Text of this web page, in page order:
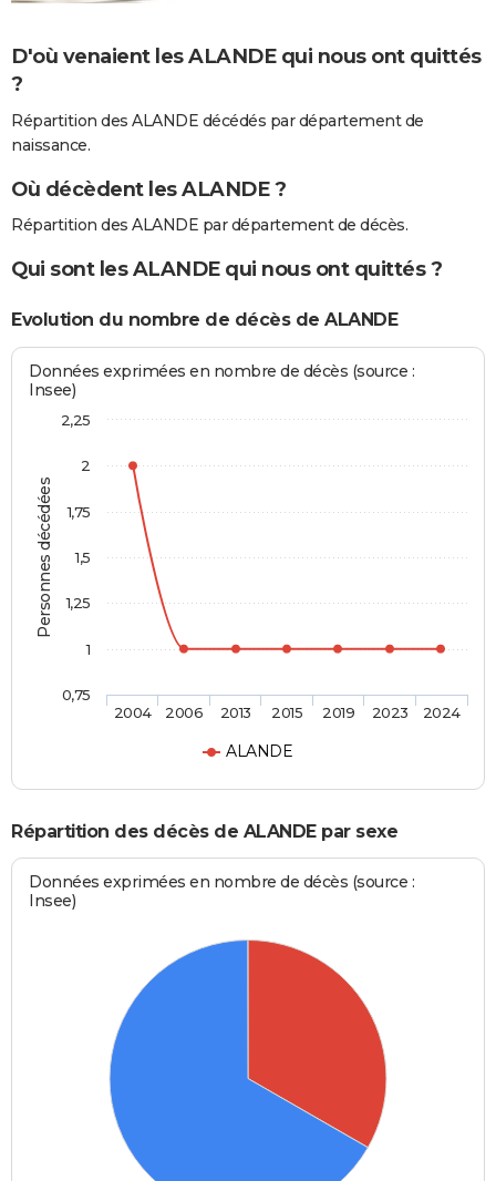
D'où venaient les ALANDE qui nous ont quittés
?
Répartition des ALANDE décédés par département de
naissance.
Où décèdent les ALANDE ?
Répartition des ALANDE par département de décès.
Qui sont les ALANDE qui nous ont quittés ?
Evolution du nombre de décès de ALANDE
Personnes décédées
Données exprimées en nombre de décès (source :
Insee)
ALANDE
2004 2006 2013 2015 2019 2023 2024
0,75
1
1,25
1,5
1,75
2
2,25
Répartition des décès de ALANDE par sexe
Données exprimées en nombre de décès (source :
Insee)